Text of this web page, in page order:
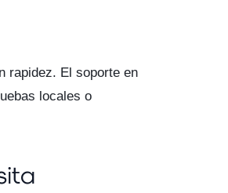
rapidez. El soporte en
locales o